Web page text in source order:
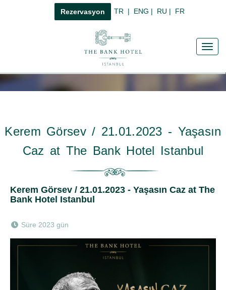
Rezervasyon TR | ENG | RU | FR
Kerem Görsev / 21.01.2023 - Yaşasın
Caz at The Bank Hotel Istanbul
Kerem Görsev / 21.01.2023 - Yaşasın Caz at The
Bank Hotel Istanbul
Süre 2023 gün